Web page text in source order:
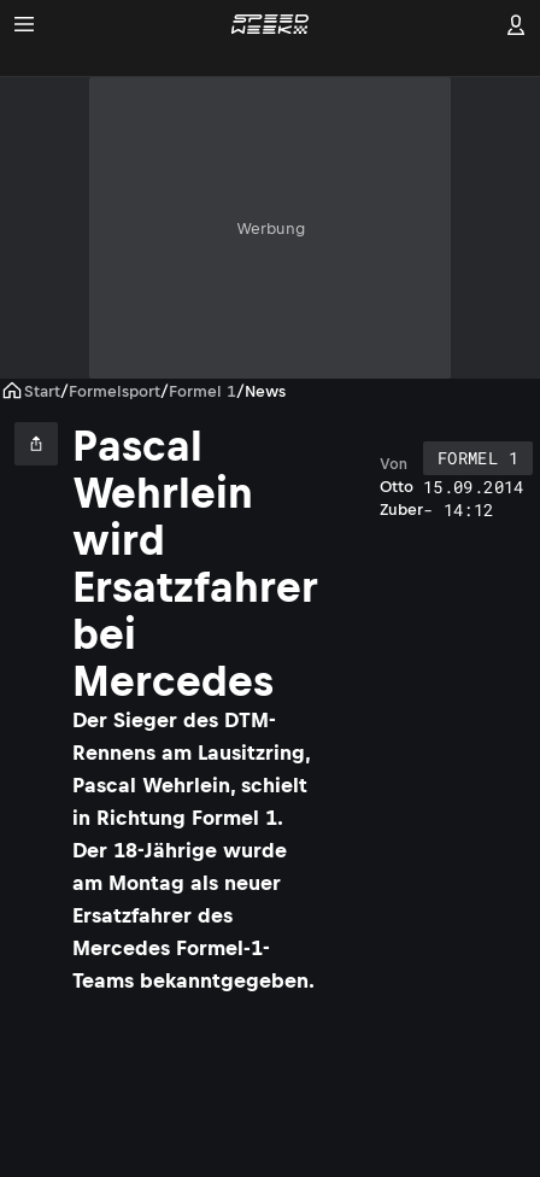
Werbung
Start/Formelsport/Formel 1/News
Pascal
Wehrlein
wird
Ersatzfahrer
bei
Mercedes
Der Sieger des DTM-
Rennens am Lausitzring,
Pascal Wehrlein, schielt
in Richtung Formel 1.
Der 18-Jährige wurde
am Montag als neuer
Ersatzfahrer des
Mercedes Formel-1-
Teams bekanntgegeben.
Otto
Zuber
Von
FORMEL 1
15.09.2014
- 14:12